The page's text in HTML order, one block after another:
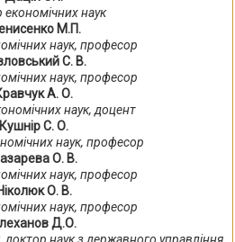
економічних наук
М.П.
наук, професор
С. В.
наук, професор
А. О.
наук, доцент
Кушнір С. О.
наук, професор
О. В.
наук, професор
О. В.
наук, професор
Д.О.